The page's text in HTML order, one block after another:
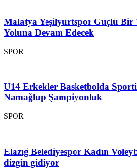
Malatya Yeşilyurtspor Güçlü Bir
Yoluna Devam Edecek
SPOR
U14 Erkekler Basketbolda
Namağlup Şampiyonluk
SPOR
Elazığ Belediyespor Kadın
dizgin gidiyor